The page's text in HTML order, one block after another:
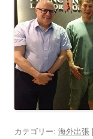
カテゴリー: 海外出張